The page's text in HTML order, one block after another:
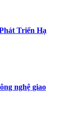
Triển Hạ
nghệ giao